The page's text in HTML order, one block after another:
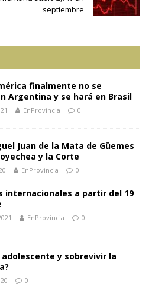
septiembre
finalmente no se
Argentina y se hará en Brasil
EnProvincia 0
Juan de la Mata de Güemes
y la Corte
EnProvincia 0
internacionales a partir del 19
EnProvincia 0
adolescente y sobrevivir la
0